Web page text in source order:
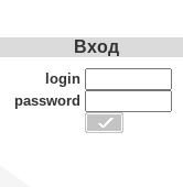
Вход
login
password